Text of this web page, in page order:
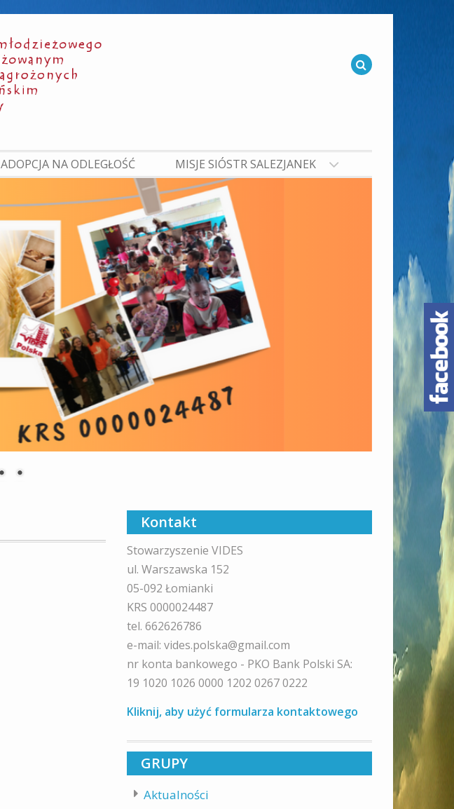
ADOPCJA NA ODLEGŁOŚĆ MISJE SIÓSTR SALEZJANEK
Kontakt
Stowarzyszenie VIDES
ul. Warszawska 152
05-092 Łomianki
KRS 0000024487
tel. 662626786
e-mail: vides.polska@gmail.com
nr konta bankowego - PKO Bank Polski SA:
19 1020 1026 0000 1202 0267 0222
Kliknij, aby użyć formularza kontaktowego
GRUPY
Aktualności